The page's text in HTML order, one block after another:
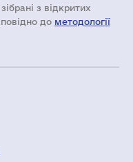
з відкритих
до методології